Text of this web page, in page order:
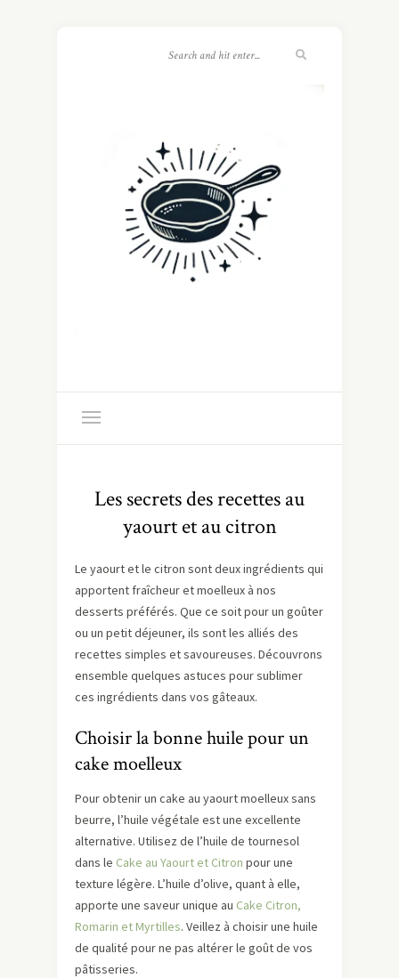
Les secrets des recettes au
yaourt et au citron
Le yaourt et le citron sont deux ingrédients qui
apportent fraîcheur et moelleux à nos
desserts préférés. Que ce soit pour un goûter
ou un petit déjeuner, ils sont les alliés des
recettes simples et savoureuses. Découvrons
ensemble quelques astuces pour sublimer
ces ingrédients dans vos gâteaux.
Choisir la bonne huile pour un
cake moelleux
Pour obtenir un cake au yaourt moelleux sans
beurre, l’huile végétale est une excellente
alternative. Utilisez de l’huile de tournesol
dans le Cake au Yaourt et Citron pour une
texture légère. L’huile d’olive, quant à elle,
apporte une saveur unique au Cake Citron,
Romarin et Myrtilles. Veillez à choisir une huile
de qualité pour ne pas altérer le goût de vos
pâtisseries.